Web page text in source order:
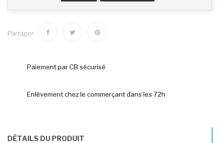
Partager
Paiement par CB sécurisé
Enlèvement chez le commerçant dans les 72h
DÉTAILS DU PRODUIT